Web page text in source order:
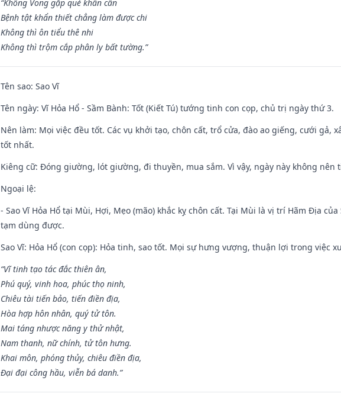
“Không Vong gặp quẻ khẩn cần
Bệnh tật khẩn thiết chẳng làm được chi
Không thì ôn tiểu thê nhi
Không thì trộm cắp phân ly bất tường.”
Tên sao: Sao Vĩ
Tên ngày: Vĩ Hỏa Hổ - Sầm Bành: Tốt (Kiết Tú) tướng tinh con cọp, chủ trị ngày thứ 3.
Nên làm: Mọi việc đều tốt. Các vụ khởi tạo, chôn cất, trổ cửa, đào ao giếng, cưới gả,
tốt nhất.
Kiêng cữ: Đóng giường, lót giường, đi thuyền, mua sắm. Vì vậy, ngày này không nên
Ngoại lệ:
- Sao Vĩ Hỏa Hổ tại Mùi, Hợi, Mẹo (mão) khắc kỵ chôn cất. Tại Mùi là vị trí Hãm Địa
tạm dùng được.
Sao Vĩ: Hỏa Hổ (con cọp): Hỏa tinh, sao tốt. Mọi sự hưng vượng, thuận lợi trong việc
“Vĩ tinh tạo tác đắc thiên ân,
Phú quý, vinh hoa, phúc thọ ninh,
Chiêu tài tiến bảo, tiến điền địa,
Hòa hợp hôn nhân, quý tử tôn.
Mai táng nhược năng y thử nhật,
Nam thanh, nữ chính, tử tôn hưng.
Khai môn, phóng thủy, chiêu điền địa,
Đại đại công hầu, viễn bá danh.”